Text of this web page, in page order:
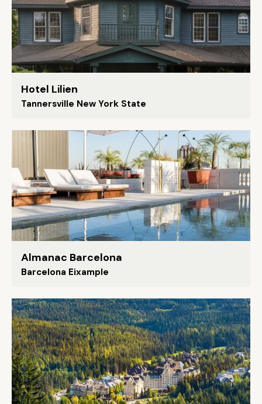
Hotel Lilien
Tannersville New York State
Almanac Barcelona
Barcelona Eixample